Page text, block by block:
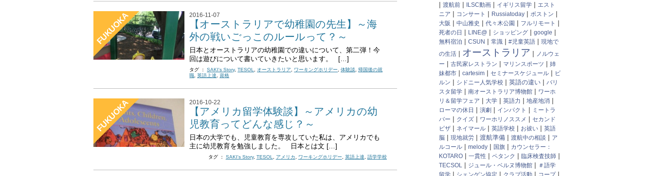
FUKUOKA 2016-11-07
【オーストラリアで幼稚園の先生】～海
外の戦いごっこのルールって？～
日本とオーストラリアの幼稚園での違いについて、第二弾！今
回は遊びについて書いていきたいと思います。 […]
タグ ：SAKI's Story,TESOL, オーストラリア, ワーキングホリデー,体験談,帰国後の就
職,英語上達, 資格
FUKUOKA 2016-10-22
【アメリカ留学体験談】～アメリカの幼
児教育ってどんな感じ？～
日本の大学でも、児童教育を専攻していた私は、アメリカでも
主に幼児教育を勉強しました。 日本とは文 […]
タグ ： SAKI's Story, TESOL, アメリカ, ワーキングホリデー, 英語上達, 語学学校
| 渡航前 | ILSC動画 | イギリス留学 | エスト
ニア | コンサート | Russiatoday | ボストン |
大阪 | 中山雅史 | 代々木公園 | フルリモート |
死者の日 | LINE@ | ショッピング | google |
無料宿泊 | CSUN | 常識 | #児童英語 | 現地で
の生活 | オーストラリア | ノルウェ
ー | 古民家レストラン | マリンスポーツ | 姉
妹都市 | cartesim | セミナースケジュール | ビ
ルン | シドニー人気学校 | 英語の違い | バリ
スタ留学 | 南オーストラリア博物館 | ワーホ
リ＆留学フェア | 大学 | 英語力 | 地産地消 |
ローマの休日 | 演劇 | インパクト | ミートラ
バー | クイズ | ワーホリノススメ | セカンド
ビザ | ネイマール | 英語学校 | お祓い | 英語
脳 | 現地就労 | 渡航準備 | 渡航中の相談 | ア
ルコール | melody | 国旗 | カウンセラー：
KOTARO | 一貫性 | ペタンク | 臨床検査技師 |
TECSOL | ジュール・ベルヌ博物館 | ＃語学
留学 | シェンゲン協定 | クラブ活動 | コープ|